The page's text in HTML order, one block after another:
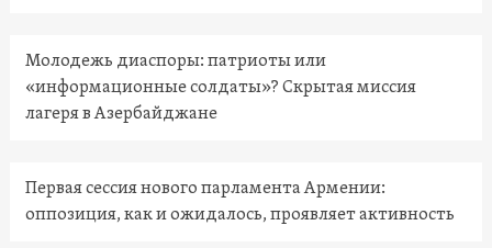
Молодежь диаспоры: патриоты или
«информационные солдаты»? Скрытая миссия
лагеря в Азербайджане
Первая сессия нового парламента Армении:
оппозиция, как и ожидалось, проявляет активность